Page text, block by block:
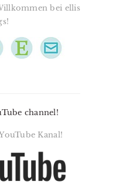
bei ellis
channel!
Kanal!